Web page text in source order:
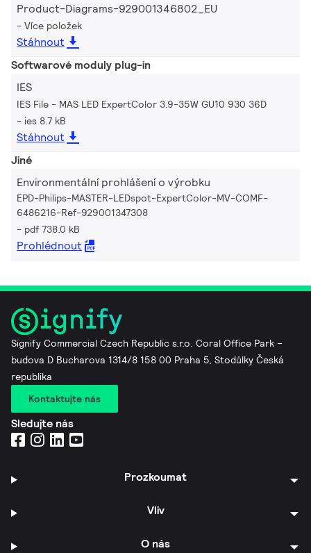
Product-Diagrams-929001346802_EU
Více položek
Stáhnout
Softwarové moduly plug-in
IES
IES File - MAS LED ExpertColor 3.9-35W GU10 930 36D
ies 8.7 kB
Stáhnout
Jiné
Environmentální prohlášení o výrobku
EPD-Philips-MASTER-LEDspot-ExpertColor-MV-COMF-
6486216-Ref-929001347308
pdf 738.0 kB
Prohlédnout
Signify Commercial Czech Republic s.r.o. Coral Office Park –
budova D Bucharova 1314/8 158 00 Praha 5, Stodůlky Česká
republika
Kontaktujte nás
Sledujte nás
Prozkoumat
Vliv
O nás